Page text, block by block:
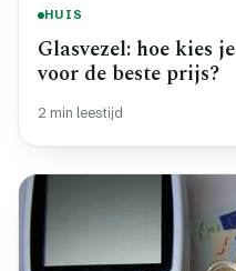
HUIS
Glasvezel: hoe kies
voor de beste prijs?
2 min leestijd